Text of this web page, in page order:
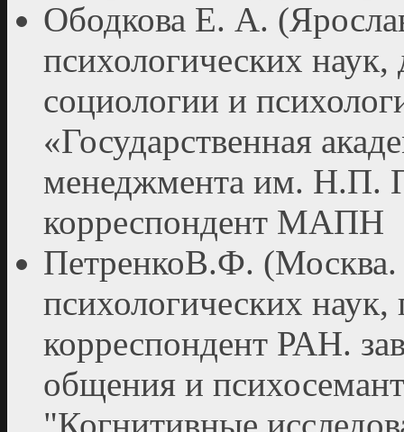
Ободкова Е. А.
психологических
социологии и
«Государственная
менеджмента им. Н.П.
корреспондент МАПН
ПетренкоВ.Ф. (Москва.
психологических
корреспондент РАН.
общения и